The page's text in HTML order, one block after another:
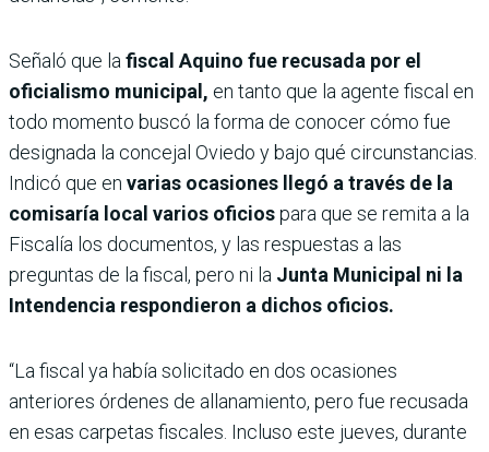
Señaló que la fiscal Aquino fue recusada por el
oficialismo municipal, en tanto que la agente fiscal en
todo momento buscó la forma de conocer cómo fue
designada la concejal Oviedo y bajo qué circunstancias.
Indicó que en varias ocasiones llegó a través de la
comisaría local varios oficiospara que se remita a la
Fiscalía los documentos, y las respuestas a las
preguntas de la fiscal, pero ni la Junta Municipal ni la
Intendencia respondieron a dichos oficios.
“La fiscal ya había solicitado en dos ocasiones
anteriores órdenes de allanamiento, pero fue recusada
en esas carpetas fiscales. Incluso este jueves, durante